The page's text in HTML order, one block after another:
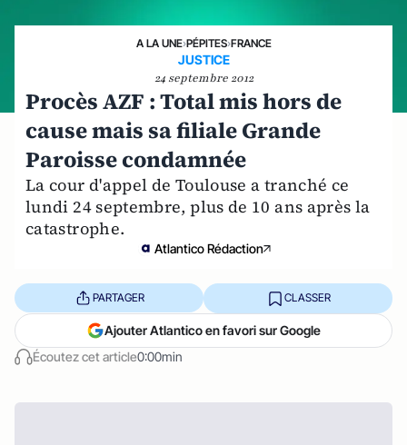
A LA UNE›PÉPITES›FRANCE
JUSTICE
24 septembre 2012
Procès AZF : Total mis hors de
cause mais sa filiale Grande
Paroisse condamnée
La cour d'appel de Toulouse a tranché ce
lundi 24 septembre, plus de 10 ans après la
catastrophe.
Atlantico Rédaction
Écoutez cet article0:00min
PARTAGER CLASSER
Ajouter Atlantico en favori sur Google